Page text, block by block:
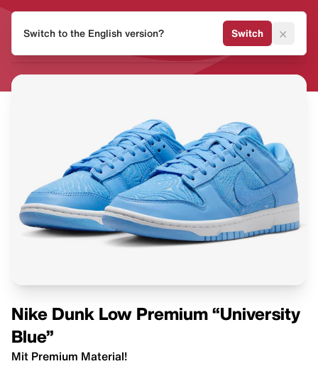
MVMNT
Nike Dunk Low Premium “University
Blue”
Mit Premium Material!
Switch to the English version? Switch ×